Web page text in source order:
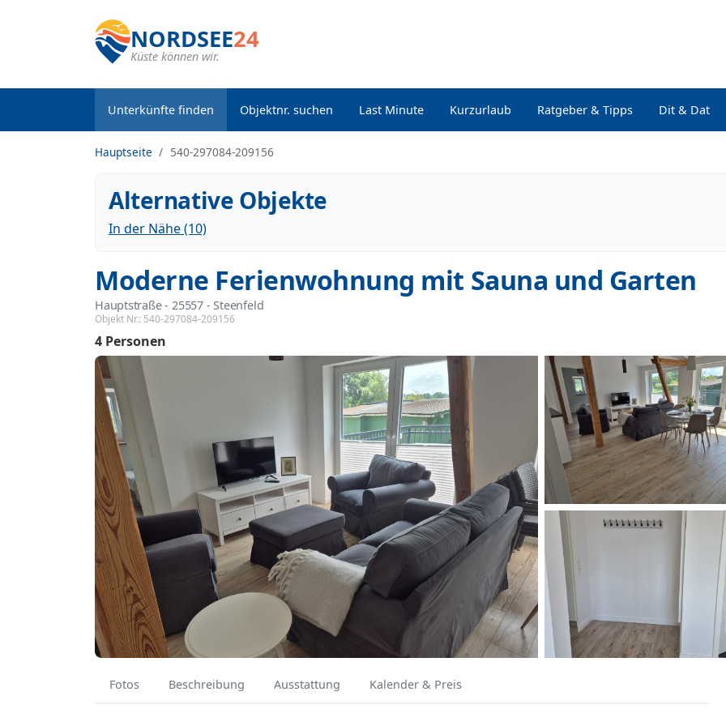
NORDSEE24
Küste können wir.
Unterkünfte finden Objektnr. suchen Last Minute Kurzurlaub Ratgeber & Tipps Dit & Dat
Hauptseite 540-297084-209156
Alternative Objekte
In der Nähe (10)
Moderne Ferienwohnung mit Sauna und Garten
Hauptstraße - 25557 - Steenfeld
Objekt Nr.: 540-297084-209156
4 Personen
Fotos Beschreibung Ausstattung Kalender & Preis